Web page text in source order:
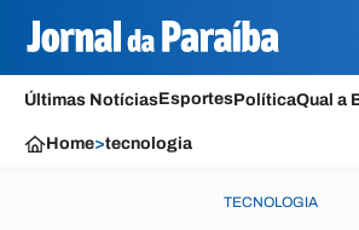
Últimas NotíciasEsportesPolíticaQual a
Home>tecnologia
TECNOLOGIA